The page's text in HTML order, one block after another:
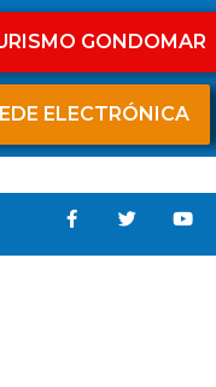
GONDOMAR
ELECTRÓNICA